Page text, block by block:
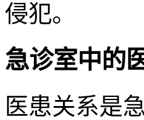
侵犯。
急诊室中的
医患关系是